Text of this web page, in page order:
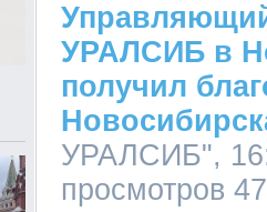
УРАЛСИБ в
получил
УРАЛСИБ",
просмотров